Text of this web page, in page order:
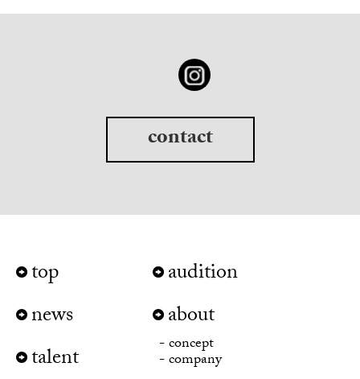
contact
top
news
talent
audition
about
concept
company